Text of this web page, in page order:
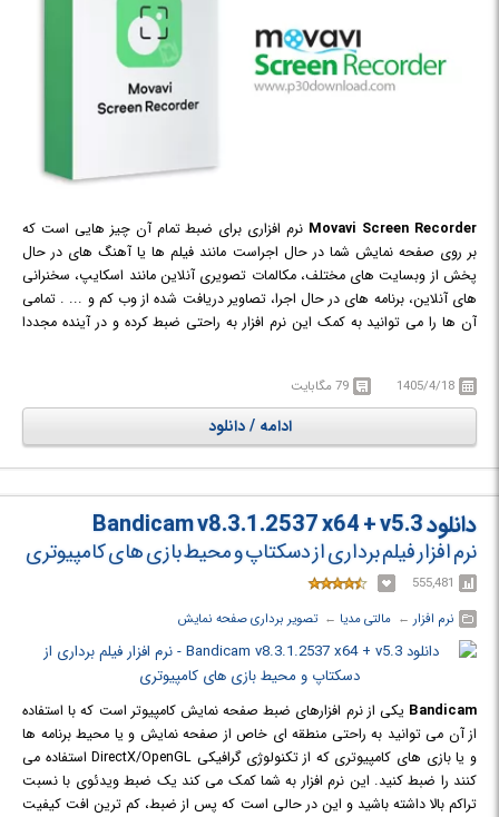
Movavi Screen Recorder نرم افزاری برای ضبط تمام آن چیز هایی است که
بر روی صفحه نمایش شما در حال اجراست مانند فیلم ها یا آهنگ های در حال
پخش از وبسایت های مختلف، مکالمات تصویری آنلاین مانند اسکایپ، سخنرانی
های آنلاین، برنامه های در حال اجرا، تصاویر دریافت شده از وب کم و ... . تمامی
آن ها را می توانید به کمک این نرم افزار به راحتی ضبط کرده و در آینده مجددا
1405/4/18 79 مگابایت
ادامه / دانلود
دانلود Bandicam v8.3.1.2537 x64 + v5.3
نرم افزار فیلم برداری از دسکتاپ و محیط بازی های کامپیوتری
555,481
نرم افزار ← ‏ مالتی مدیا ← ‏تصویر برداری صفحه نمایش
Bandicam یکی از نرم افزارهای ضبط صفحه نمایش کامپیوتر است که با استفاده
از آن می توانید به راحتی منطقه ای خاص از صفحه نمایش و یا محیط برنامه ها
و یا بازی های کامپیوتری که از تکنولوژی گرافیکی DirectX/OpenGL استفاده می
کنند را ضبط کنید. این نرم افزار به شما کمک می کند یک ضبط ویدئوی با نسبت
تراکم بالا داشته باشید و این در حالی است که پس از ضبط، کم ترین افت کیفیت